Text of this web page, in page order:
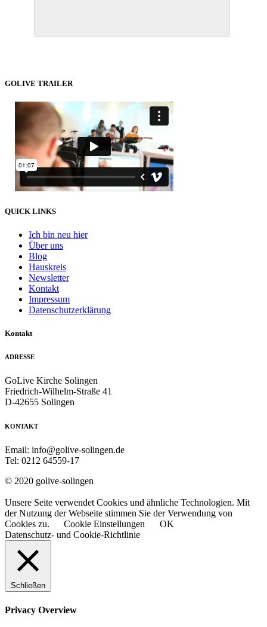
GOLIVE TRAILER
QUICK LINKS
Ich bin neu hier
Über uns
Blog
Hauskreis
Newsletter
Kontakt
Impressum
Datenschutzerklärung
Kontakt
ADRESSE
GoLive Kirche Solingen
Friedrich-Wilhelm-Straße 41
D-42655 Solingen
KONTAKT
Email: info@golive-solingen.de
Tel: 0212 64559-17
© 2020 golive-solingen
Unsere Seite verwendet Cookies und ähnliche Technologien. Mit
der Nutzung der Webseite stimmen Sie der Verwendung von
Cookies zu.
Cookie Einstellungen
OK
Datenschutz- und Cookie-Richtlinie
Schließen
Privacy Overview